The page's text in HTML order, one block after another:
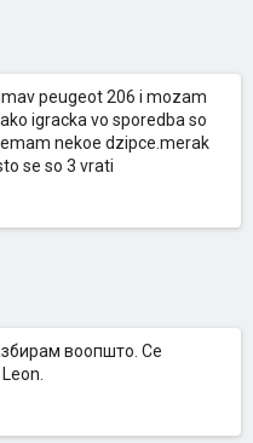
peugeot 206 i mozam
igracka vo sporedba so
nekoe dzipce.merak
se so 3 vrati
воопшто. Се